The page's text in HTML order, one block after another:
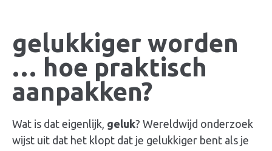
gelukkiger worden
… hoe praktisch
aanpakken?
Wat is dat eigenlijk, geluk? Wereldwijd onderzoek
wijst uit dat het klopt dat je gelukkiger bent als je